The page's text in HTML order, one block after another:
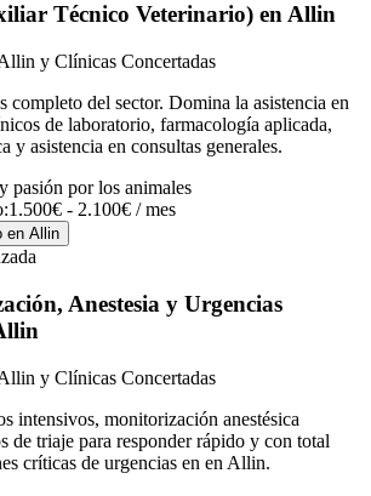
Técnico Veterinario) en Allin
y Clínicas Concertadas
completo del sector. Domina la asistencia en
de laboratorio, farmacología aplicada,
y asistencia en consultas generales.
pasión por los animales
1.500€ - 2.100€ / mes
en Allin
Anestesia y Urgencias
y Clínicas Concertadas
intensivos, monitorización anestésica
de triaje para responder rápido y con total
críticas de urgencias en en Allin.